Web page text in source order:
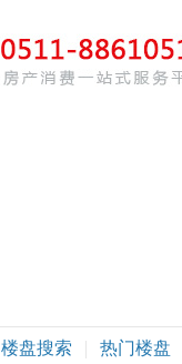
楼盘搜索 热门楼盘